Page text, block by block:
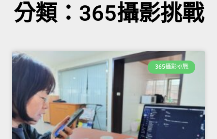
分類：365攝影挑戰
365攝影挑戰